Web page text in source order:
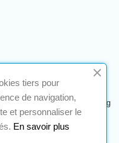
Eine Realisierung
des Unternehmens
tiers pour
de navigation,
et personnaliser le
En savoir plus